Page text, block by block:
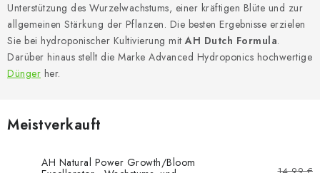
MICROGREENS
SMARTER GARTEN
Kontakt
Datenschutzerklärung
Unterstützung des Wurzelwachstums, einer kräftigen Blüte und zur
allgemeinen Stärkung der Pflanzen. Die besten Ergebnisse erzielen
Sie bei hydroponischer Kultivierung mitAH Dutch Formula.
Darüber hinaus stellt die Marke Advanced Hydroponics hochwertige
Dünger her.
Meistverkauft
AH Natural Power Growth/Bloom